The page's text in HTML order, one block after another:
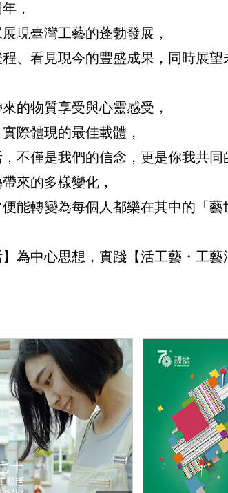
，
現臺灣工藝的蓬勃發展，
、看見現今的豐盛成果，同時展望
的物質享受與心靈感受，
際體現的最佳載體，
不僅是我們的信念，更是你我共同
來的多樣變化，
能轉變為每個人都樂在其中的「藝
為中心思想，實踐【活工藝・工藝